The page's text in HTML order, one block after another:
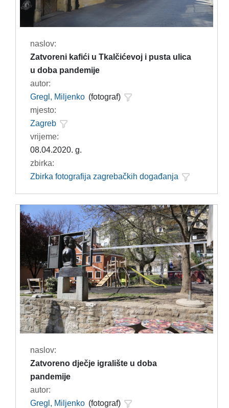
naslov:
Zatvoreni kafići u Tkalčićevoj i pusta ulica
u doba pandemije
autor:
Gregl, Miljenko (fotograf)
mjesto:
Zagreb
vrijeme:
08.04.2020. g.
zbirka:
Zbirka fotografija zagrebačkih događanja
naslov:
Zatvoreno dječje igralište u doba
pandemije
autor:
Gregl, Miljenko (fotograf)